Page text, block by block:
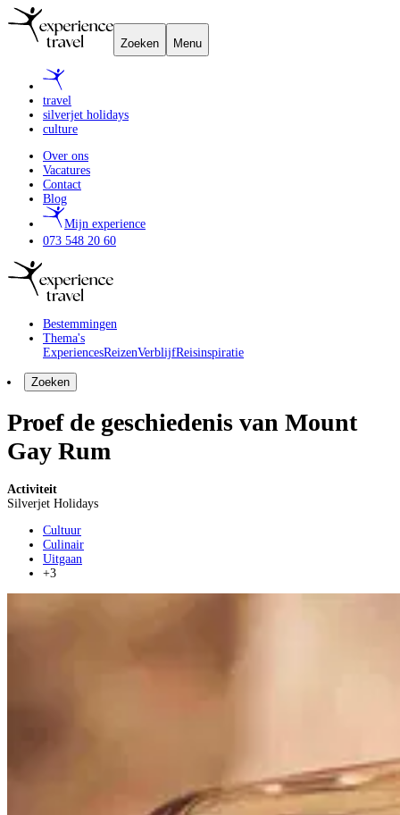
Zoeken Menu
travel
silverjet holidays
culture
Over ons
Vacatures
Contact
Blog
Mijn experience
073 548 20 60
Bestemmingen
Thema's
ExperiencesReizenVerblijfReisinspiratie
Zoeken
Proef de geschiedenis van Mount
Gay Rum
Activiteit
Silverjet Holidays
Cultuur
Culinair
Uitgaan
+3